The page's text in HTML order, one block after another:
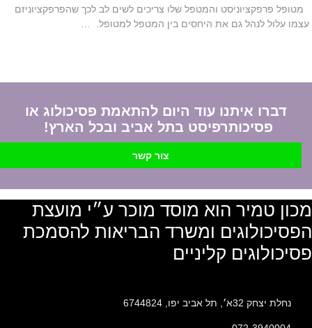
מטופל פרפקציוניסט והמטפל שלו צריכים לשים לב לכך שהפרפקציוניזם
עצמו עלול לנהל גם את היחסים בין המטפל למטופל. …
דברו איתנו עוד היום להתאמת פסיכולוג או
פסיכותרפיסט בתל אביב ובכל הארץ!
צור קשר
מכון טמיר הוא מוסד מוכר ע״י מועצת
הפסיכולוגים ומשרד הבריאות להסמכת
פסיכולוגים קליניים
נחלת יצחק 32א׳, תל אביב יפו, 6744824